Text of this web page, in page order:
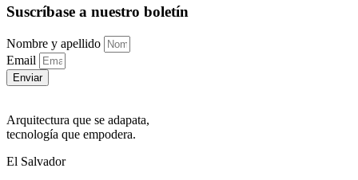
Suscríbase a nuestro boletín
Nombre y apellido
Email
Enviar
Arquitectura que se adapata,
tecnología que empodera.
El Salvador